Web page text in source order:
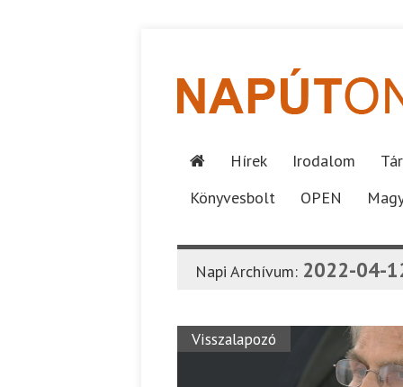
Hírek Irodalom
Könyvesbolt
OPEN
Napi Archívum: 2022-04-
Visszalapozó